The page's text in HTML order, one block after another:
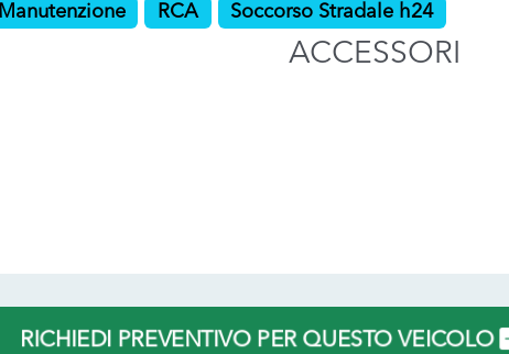
Manutenzione
RCA Soccorso Stradale h24
ACCESSORI
RICHIEDI PREVENTIVO PER QUESTO VEICOLO